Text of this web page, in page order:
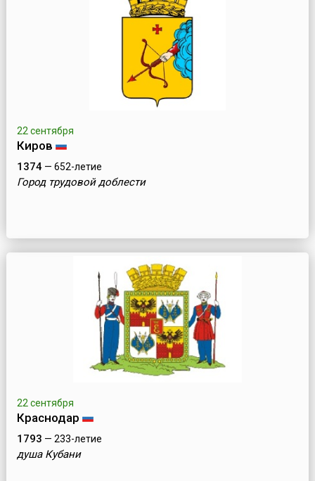
22 сентября
Киров
1374— 652-летие
Город трудовой доблести
22 сентября
Краснодар
1793 — 233-летие
душа Кубани